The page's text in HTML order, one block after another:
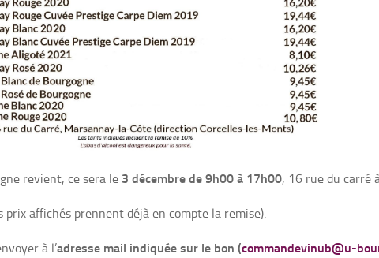
revient, ce sera le 3 décembre de 9h00 à 17h00, 16 rue du carré
prix affichés prennent déjà en compte la remise).
à l’adresse mail indiquée sur le bon (commandevinub@u-